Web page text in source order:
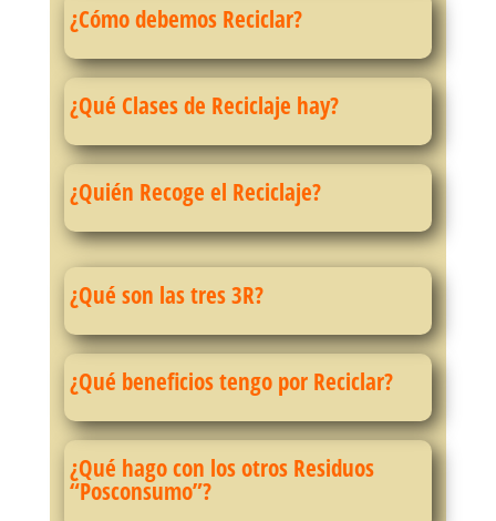
¿Cómo debemos Reciclar?
¿Qué Clases de Reciclaje hay?
¿Quién Recoge el Reciclaje?
¿Qué son las tres 3R?
¿Qué beneficios tengo por Reciclar?
¿Qué hago con los otros Residuos
“Posconsumo”?